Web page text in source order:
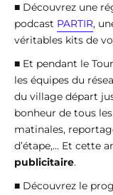
■ Découvrez une
podcast PARTIR,
véritables kits de
■ Et pendant le
les équipes du
du village départ
bonheur de tous
matinales,
d’étape,... Et cette
publicitaire.
■ Découvrez le